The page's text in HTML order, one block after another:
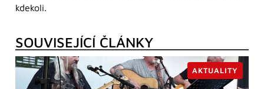
kdekoli.
SOUVISEJÍCÍ ČLÁNKY
AKTUALITY